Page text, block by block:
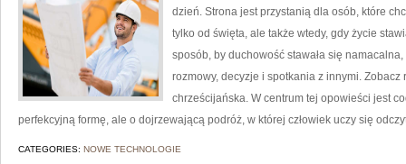
dzień. Strona jest przystanią dla osób, które
tylko od święta, ale także wtedy, gdy życie
sposób, by duchowość stawała się
rozmowy, decyzje i spotkania z innymi.
chrześcijańska. W centrum tej opowieści jest
perfekcyjną formę, ale o dojrzewającą podróż, w której człowiek uczy się
CATEGORIES: NOWE TECHNOLOGIE